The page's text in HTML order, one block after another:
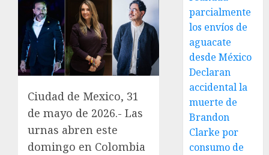
Ciudad de Mexico, 31
de mayo de 2026.- Las
urnas abren este
domingo en Colombia
parcialmente
los envíos de
aguacate
desde México
Declaran
accidental la
muerte de
Brandon
Clarke por
consumo de